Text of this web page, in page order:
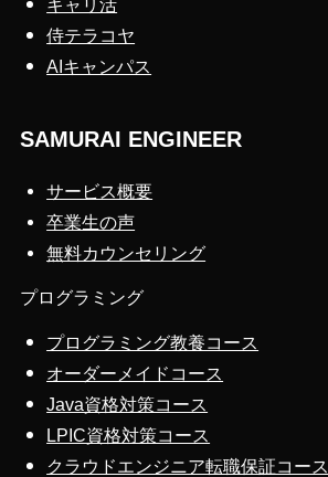
キャリ活
侍テラコヤ
AIキャンパス
SAMURAI ENGINEER
サービス概要
卒業生の声
無料カウンセリング
プログラミング
プログラミング教養コース
オーダーメイドコース
Java資格対策コース
LPIC資格対策コース
クラウドエンジニア転職保証コース